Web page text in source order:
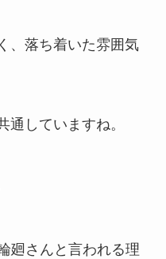
、落ち着いた雰囲気
通していますね。
廻さんと言われる理